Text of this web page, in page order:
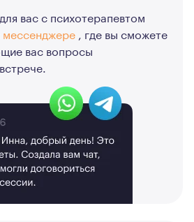
вас с психотерапевтом
мессенджере , где вы сможете
вас вопросы